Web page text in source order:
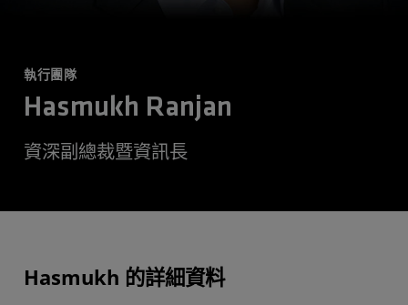
執行團隊
Hasmukh Ranjan
資深副總裁暨資訊長
Hasmukh 的詳細資料